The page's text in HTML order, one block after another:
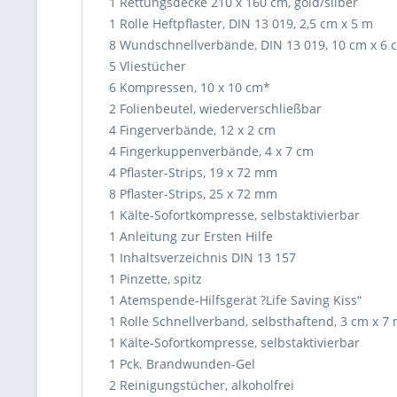
1 Rolle Heftpflaster, DIN 13 019, 2,5 cm x 5 m
8 Wundschnellverbände, DIN 13 019, 10 cm x 6
5 Vliestücher
6 Kompressen, 10 x 10 cm*
2 Folienbeutel, wiederverschließbar
4 Fingerverbände, 12 x 2 cm
4 Fingerkuppenverbände, 4 x 7 cm
4 Pflaster-Strips, 19 x 72 mm
8 Pflaster-Strips, 25 x 72 mm
1 Kälte-Sofortkompresse, selbstaktivierbar
1 Anleitung zur Ersten Hilfe
1 Inhaltsverzeichnis DIN 13 157
1 Pinzette, spitz
1 Atemspende-Hilfsgerät ?Life Saving Kiss“
1 Rolle Schnellverband, selbsthaftend, 3 cm x 7
1 Kälte-Sofortkompresse, selbstaktivierbar
1 Pck. Brandwunden-Gel
2 Reinigungstücher, alkoholfrei